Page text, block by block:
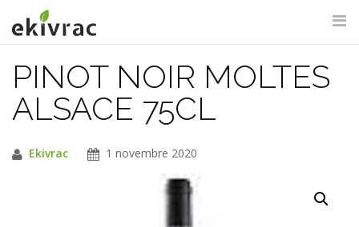
au
contenu
RECHERCHE DU SITE
PINOT NOIR MOLTES
ALSACE 75CL
Ekivrac 1 novembre 2020